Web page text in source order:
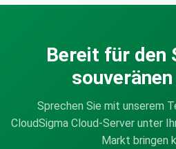
Bereit für den
Sprechen Sie mit unserem
CloudSigma Cloud-Server unter
Markt bringen